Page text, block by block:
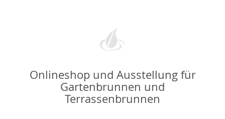
Onlineshop und Ausstellung für
Gartenbrunnen und
Terrassenbrunnen